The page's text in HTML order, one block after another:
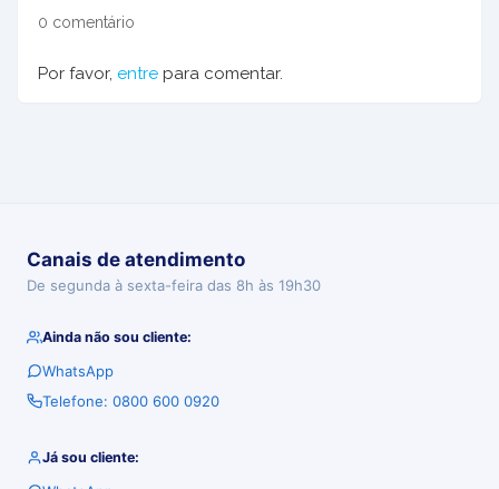
0 comentário
Por favor, entre para comentar.
Canais de atendimento
De segunda à sexta-feira das 8h às 19h30
Ainda não sou cliente:
WhatsApp
Telefone: 0800 600 0920
Já sou cliente: